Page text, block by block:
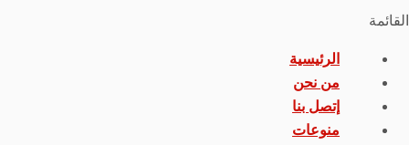
القائمة
الرئيسية
من نحن
إتصل بنا
منوعات